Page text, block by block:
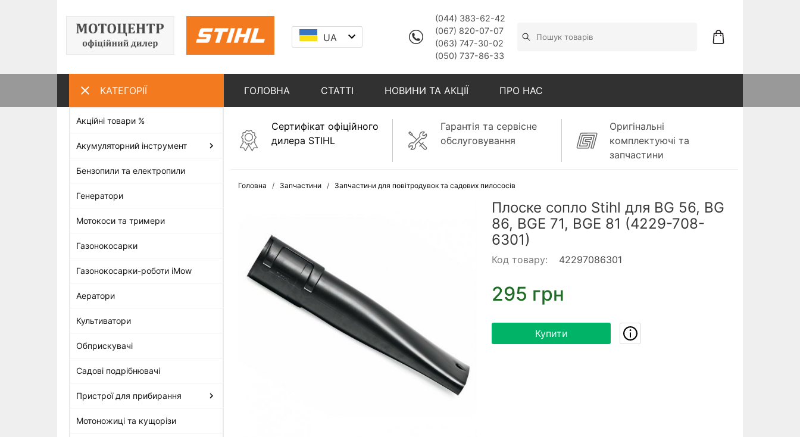
UA
(044) 383-62-42
(067) 820-07-07
(063) 747-30-02
(050) 737-86-33
КАТЕГОРІЇ
Акційні товари %
Акумуляторний інструмент
Бензопили та електропили
Генератори
Мотокоси та тримери
Газонокосарки
Газонокосарки-роботи iMow
Аератори
Культиватори
Обприскувачі
Садові подрібнювачі
Пристрої для прибирання
Мотоножиці та кущорізи
ГОЛОВНА СТАТТІ НОВИНИ ТА АКЦІЇ ПРО НАС
Плоске сопло Stihl для BG 56,
708-6301)
Сертифікат офіційного
дилера STIHL
Гарантія та сервісне
обслуговування
Оригінальні
комплектуючі та
запчастини
Головна Запчастини Запчастини для повітродувок та садових пилососів
Плоске сопло Stihl для BG 56, BG
86, BGE 71, BGE 81 (4229-708-
6301)
Код товару: 42297086301
295 грн
Купити